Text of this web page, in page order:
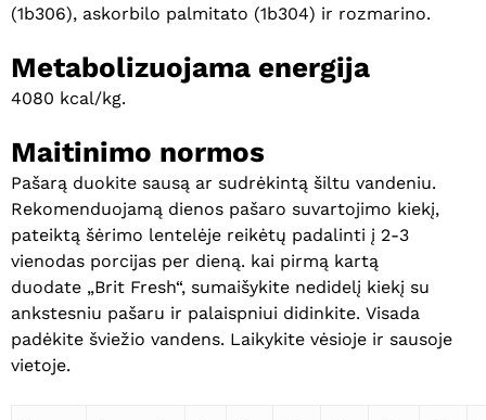
(1b306), askorbilo palmitato (1b304) ir rozmarino.
Metabolizuojama energija
4080 kcal/kg.
Maitinimo normos
Pašarą duokite sausą ar sudrėkintą šiltu vandeniu.
Rekomenduojamą dienos pašaro suvartojimo kiekį,
pateiktą šėrimo lentelėje reikėtų padalinti į 2-3
vienodas porcijas per dieną. kai pirmą kartą
duodate „Brit Fresh“, sumaišykite nedidelį kiekį su
ankstesniu pašaru ir palaispniui didinkite. Visada
padėkite šviežio vandens. Laikykite vėsioje ir sausoje
vietoje.